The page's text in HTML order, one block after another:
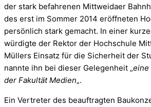
der stark befahrenen Mittweidaer
des erst im Sommer 2014 eröffneten
persönlich stark gemacht. In einer
würdigte der Rektor der Hochschule
Müllers Einsatz für die Sicherheit der
nannte ihn bei dieser Gelegenheit „eine
der Fakultät Medien„.
Ein Vertreter des beauftragten